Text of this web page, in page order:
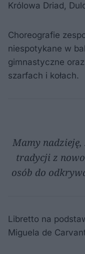
Królowa Driad,
Choreografie
niespotykane w
gimnastyczne
szarfach i kołach.
Mamy nadzieję,
tradycji z
osób do
Libretto na
Miguela de